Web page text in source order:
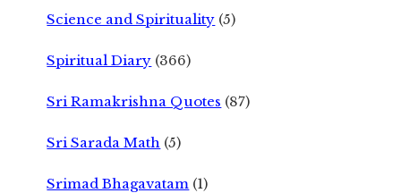
Science and Spirituality (5)
Spiritual Diary (366)
Sri Ramakrishna Quotes (87)
Sri Sarada Math (5)
Srimad Bhagavatam (1)